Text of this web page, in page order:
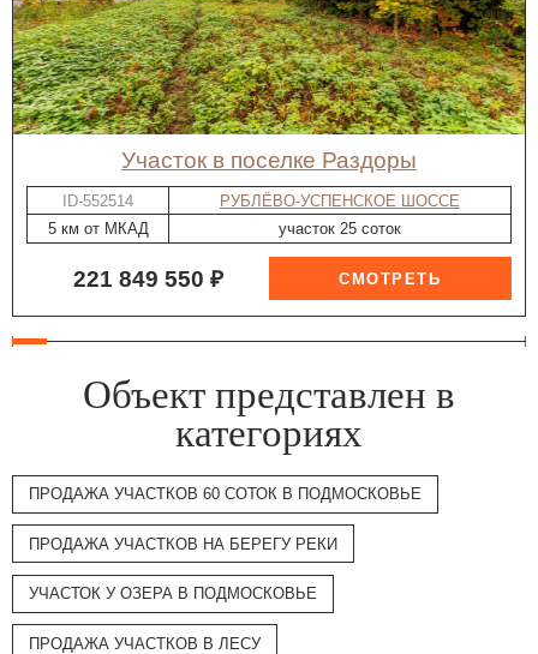
участок в поселке Раздоры
ID-552514
РУБЛЁВО-УСПЕНСКОЕ ШОССЕ
5 км от МКАД
участок 25 соток
221 849 550 ₽
Объект представлен в
категориях
ПРОДАЖА УЧАСТКОВ 60 СОТОК В ПОДМОСКОВЬЕ
ПРОДАЖА УЧАСТКОВ НА БЕРЕГУ РЕКИ
УЧАСТОК У ОЗЕРА В ПОДМОСКОВЬЕ
ПРОДАЖА УЧАСТКОВ В ЛЕСУ